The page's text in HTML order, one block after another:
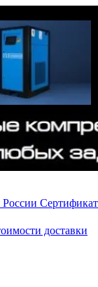
доставки